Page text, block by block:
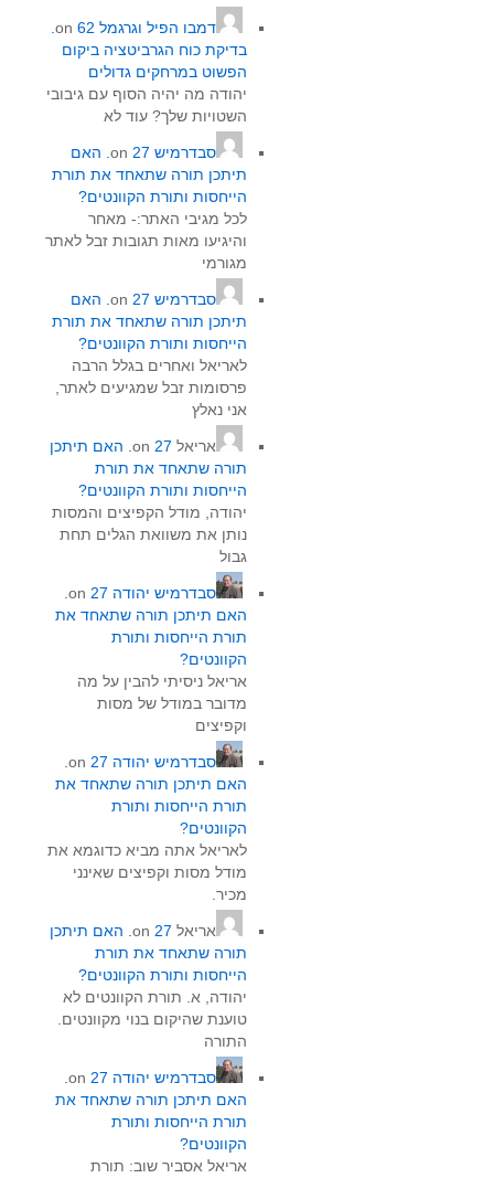
דמבו הפיל וגרגמלon
62.
בדיקת כוח הגרביטציה ביקום
הפשוט במרחקים גדולים
יהודה מה יהיה הסוף עם גיבובי
השטויות שלך? עוד לא
סבדרמישon
27. האם
תיתכן תורה שתאחד את תורת
הייחסות ותורת הקוונטים?
לכל מגיבי האתר:- מאחר
והיגיעו מאות תגובות זבל לאתר
מגורמי
סבדרמישon
27. האם
תיתכן תורה שתאחד את תורת
הייחסות ותורת הקוונטים?
לאריאל ואחרים בגלל הרבה
פרסומות זבל שמגיעים לאתר,
אני נאלץ
אריאלon
27. האם תיתכן
תורה שתאחד את תורת
הייחסות ותורת הקוונטים?
יהודה, מודל הקפיצים והמסות
נותן את משוואת הגלים תחת
גבול
סבדרמיש יהודה
27.
האם תיתכן תורה שתאחד את
תורת הייחסות ותורת
הקוונטים?
אריאל ניסיתי להבין על מה
מדובר במודל של מסות
וקפיצים
סבדרמיש יהודה
27.
האם תיתכן תורה שתאחד את
תורת הייחסות ותורת
הקוונטים?
לאריאל אתה מביא כדוגמא את
מודל מסות וקפיצים שאינני
מכיר.
אריאלon
27. האם תיתכן
תורה שתאחד את תורת
הייחסות ותורת הקוונטים?
יהודה, א. תורת הקוונטים לא
טוענת שהיקום בנוי מקוונטים.
התורה
סבדרמיש יהודה
27.
האם תיתכן תורה שתאחד את
תורת הייחסות ותורת
הקוונטים?
אריאל אסביר שוב: תורת